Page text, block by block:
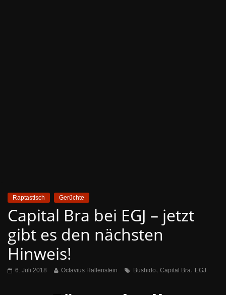
Raptastisch Gerüchte
Capital Bra bei EGJ – jetzt
gibt es den nächsten
Hinweis!
6. Juli 2018 Octavius Hallenstein Bushido, Capital Bra, EGJ